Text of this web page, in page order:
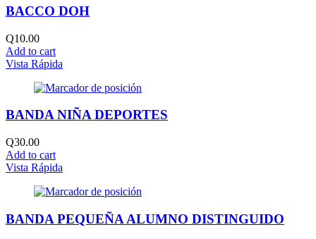
BACCO DOH
Q10.00
Add to cart
Vista Rápida
BANDA NIÑA DEPORTES
Q30.00
Add to cart
Vista Rápida
BANDA PEQUEÑA ALUMNO DISTINGUIDO